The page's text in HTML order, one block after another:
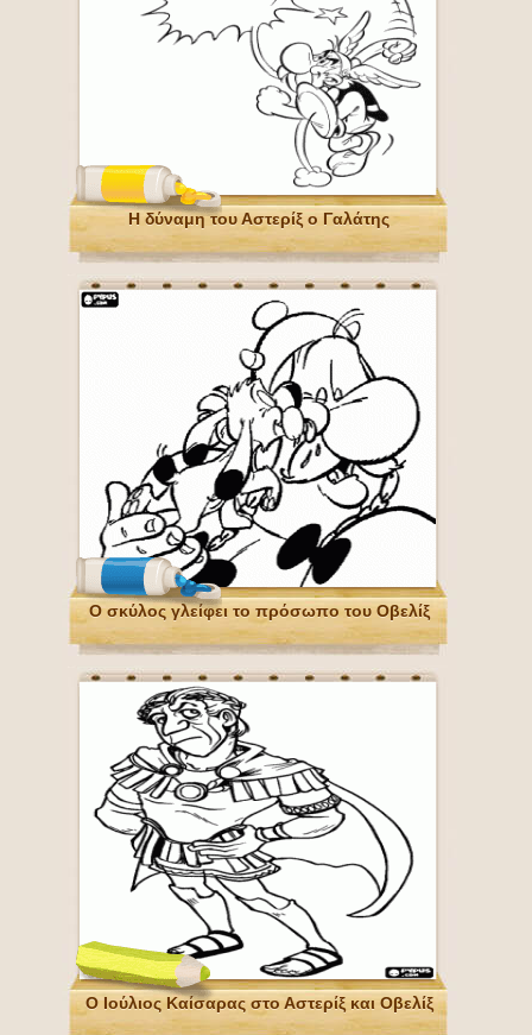
Η δύναμη του Αστερίξ ο Γαλάτης
Ο σκύλος γλείφει το πρόσωπο του Οβελίξ
Ο Ιούλιος Καίσαρας στο Αστερίξ και Οβελίξ